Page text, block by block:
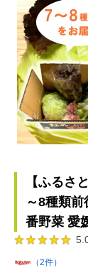
【ふるさ
～8種類
番野菜 愛
（2件）